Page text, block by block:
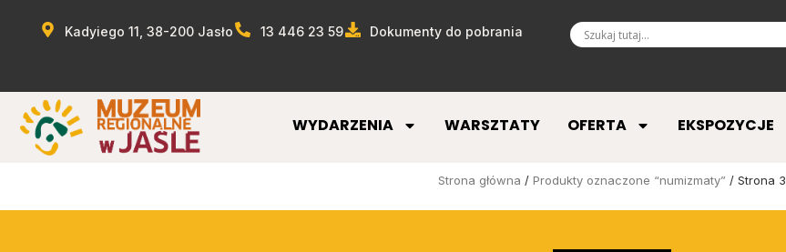
Kadyiego 11, 38-200 Jasło 13 446 23 59 Dokumenty do pobrania
WYDARZENIA WARSZTATY OFERTA EKSPOZYCJE
Strona główna / Produkty oznaczone “numizmaty” / Strona 3